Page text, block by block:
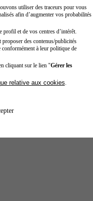
utiliser des traceurs pour vous
afin d’augmenter vos probabilités
et de vos centres d’intérêt.
des contenus/publicités
à leur politique de
cliquant sur le lien "Gérer les
relative aux cookies